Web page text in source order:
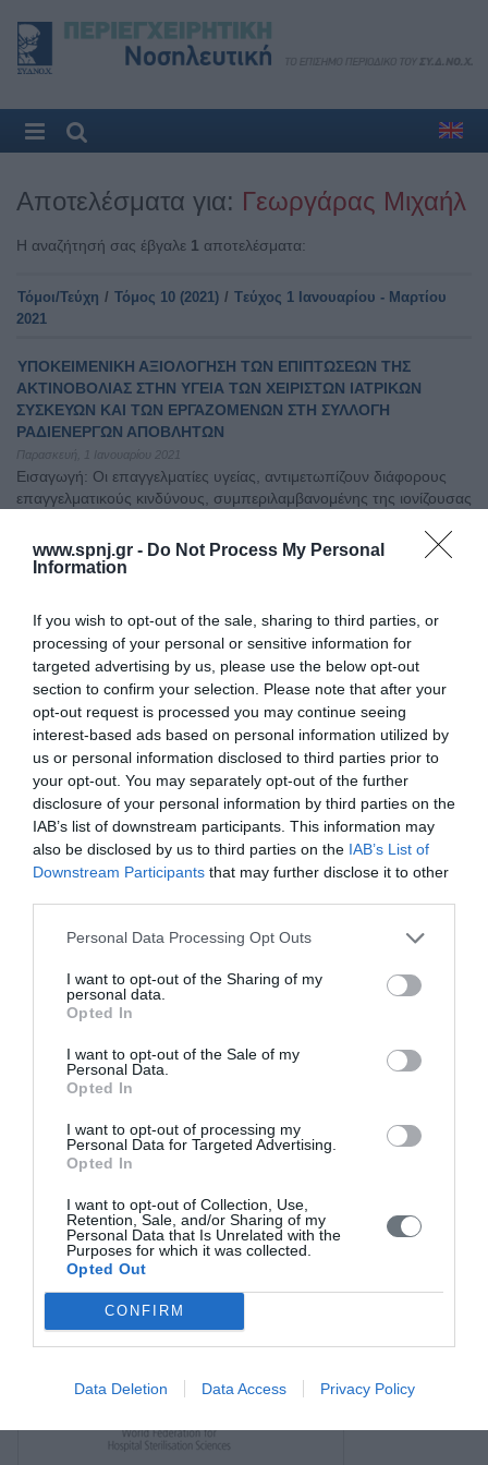
www.spnj.gr - Do Not Process My Personal
Information
If you wish to opt-out of the sale, sharing to third parties, or
processing of your personal or sensitive information for
targeted advertising by us, please use the below opt-out
section to confirm your selection. Please note that after your
opt-out request is processed you may continue seeing
interest-based ads based on personal information utilized by
us or personal information disclosed to third parties prior to
your opt-out. You may separately opt-out of the further
disclosure of your personal information by third parties on the
IAB’s list of downstream participants. This information may
also be disclosed by us to third parties on the IAB’s List of
Downstream Participants that may further disclose it to other
Personal Data Processing Opt Outs
I want to opt-out of the Sharing of my
personal data.
Opted In
I want to opt-out of the Sale of my
Personal Data.
Opted In
I want to opt-out of processing my
Personal Data for Targeted Advertising.
Opted In
I want to opt-out of Collection, Use,
Retention, Sale, and/or Sharing of my
Personal Data that Is Unrelated with the
Purposes for which it was collected.
Opted Out
CONFIRM
Data Deletion Data Access Privacy Policy
Αποτελέσματα για: Γεωργάρας Μιχαήλ
Η αναζήτησή σας έβγαλε 1 αποτελέσματα:
Τόμοι/Τεύχη / Τόμος 10 (2021) / Tεύχος 1 Ιανουαρίου - Μαρτίου
2021
ΥΠΟΚΕΙΜΕΝΙΚΗ ΑΞΙΟΛΟΓΗΣΗ ΤΩΝ ΕΠΙΠΤΩΣΕΩΝ ΤΗΣ
ΑΚΤΙΝΟΒΟΛΙΑΣ ΣΤΗΝ ΥΓΕΙΑ ΤΩΝ ΧΕΙΡΙΣΤΩΝ ΙΑΤΡΙΚΩΝ
ΣΥΣΚΕΥΩΝ ΚΑΙ ΤΩΝ ΕΡΓΑΖΟΜΕΝΩΝ ΣΤΗ ΣΥΛΛΟΓΗ
ΡΑΔΙΕΝΕΡΓΩΝ ΑΠΟΒΛΗΤΩΝ
Παρασκευή, 1 Ιανουαρίου 2021
Εισαγωγή: Οι επαγγελματίες υγείας, αντιμετωπίζουν διάφορους
επαγγελματικούς κινδύνους, συμπεριλαμβανομένης της ιονίζουσας
μπορεί να οδηγήσει σε σοβαρές επιπτώσεις στην υγεία. Σκοπός:
Η παρούσα έρευνα εκτιμά τις επιπτώσεις της έκθεσης σε
Αρχική
Καλωσόρισμα
Συντακτική Επιτροπή
Οδηγίες για συγγραφείς
Εθνική Αναγνώριση
Τόμοι/Τεύχη
Συγγραφείς
Ευρετήριο όρων
Σύνδεσμοι
Επικοινωνία